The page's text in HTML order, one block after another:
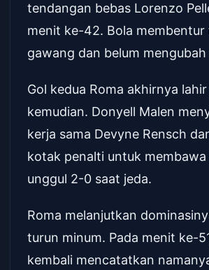
tendangan bebas Lorenzo
menit ke-42. Bola membentur
gawang dan belum mengubah
Gol kedua Roma akhirnya
kemudian. Donyell Malen
kerja sama Devyne Rensch
kotak penalti untuk
unggul 2-0 saat jeda.
Roma melanjutkan
turun minum. Pada menit ke-
kembali mencatatkan